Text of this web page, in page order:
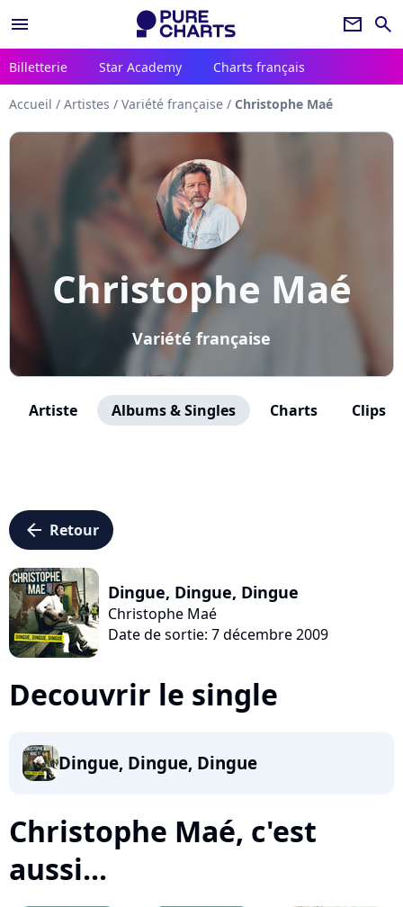
menu newsletter search
Billetterie Star Academy Charts français
Accueil / Artistes / Variété française / Christophe Maé
Christophe Maé
Variété française
Artiste Albums & Singles Charts Clips
arrow_left Retour
Dingue, Dingue, Dingue
Christophe Maé
Date de sortie: 7 décembre 2009
Decouvrir le single
Dingue, Dingue, Dingue
Christophe Maé, c'est
aussi...